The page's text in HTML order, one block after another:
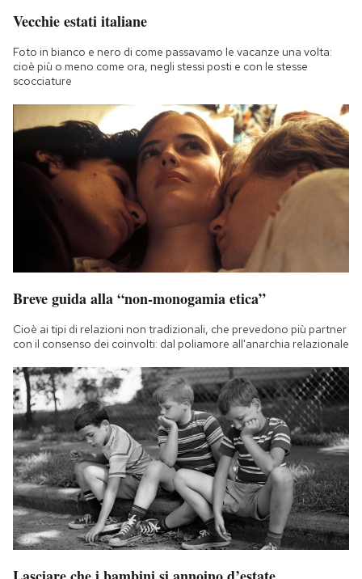
Vecchie estati italiane
Foto in bianco e nero di come passavamo le vacanze una volta:
cioè più o meno come ora, negli stessi posti e con le stesse
scocciature
Breve guida alla “non-monogamia etica”
Cioè ai tipi di relazioni non tradizionali, che prevedono più partner
con il consenso dei coinvolti: dal poliamore all'anarchia relazionale